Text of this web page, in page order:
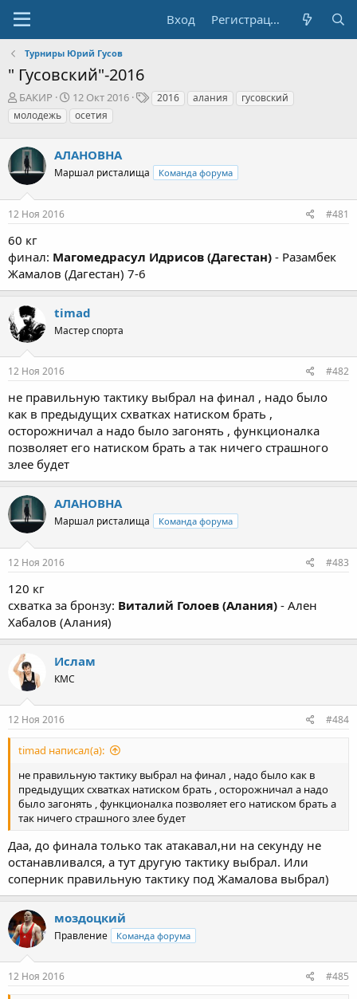
Вход Регистрация
Турниры Юрий Гусов
" Гусовский"-2016
А
в
т
р
т
е
м
ы
БАКИР
Д
а
т
н
а
а
12 Окт 2016
Т2016 алания
гусовский
молодежь
осетия
АЛАНОВНА
Маршал ристалища Команда форума
12 Ноя 2016 #481
60 кг
финал: Магомедрасул Идрисов (Дагестан) - Разамбек
Жамалов (Дагестан) 7-6
timad
Мастер спорта
12 Ноя 2016 #482
не правильную тактику выбрал на финал , надо было
как в предыдущих схватках натиском брать ,
осторожничал а надо было загонять , функционалка
позволяет его натиском брать а так ничего страшного
злее будет
АЛАНОВНА
Маршал ристалища Команда форума
12 Ноя 2016 #483
120 кг
схватка за бронзу: Виталий Голоев (Алания) - Ален
Хабалов (Алания)
Ислам
КМС
12 Ноя 2016 #484
timad написал(а):
не правильную тактику выбрал на финал , надо было как в
предыдущих схватках натиском брать , осторожничал а надо
было загонять , функционалка позволяет его натиском брать а
так ничего страшного злее будет
Даа, до финала только так атакавал,ни на секунду не
останавливался, а тут другую тактику выбрал. Или
соперник правильную тактику под Жамалова выбрал)
моздоцкий
Правление Команда форума
12 Ноя 2016 #485